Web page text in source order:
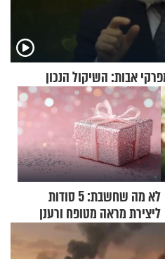
אבות: השיקול הנכון
לא מה שחשבת: 5 סודות
ליצירת מראה מטופח ורענן